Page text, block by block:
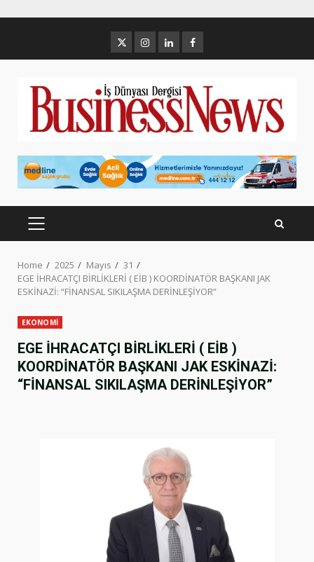
content
Twitterİnstagram
LinkedinFacebook
PRIMARY
Home 2025 Mayıs
31
EGE İHRACATÇI BİRLİKLERİ ( EİB ) KOORDİNATÖR BAŞKANI JAK
ESKİNAZİ: “FİNANSAL SIKILAŞMA DERİNLEŞİYOR”
EKONOMİ
EGE İHRACATÇI BİRLİKLERİ ( EİB )
KOORDİNATÖR BAŞKANI JAK ESKİNAZİ:
“FİNANSAL SIKILAŞMA DERİNLEŞİYOR”